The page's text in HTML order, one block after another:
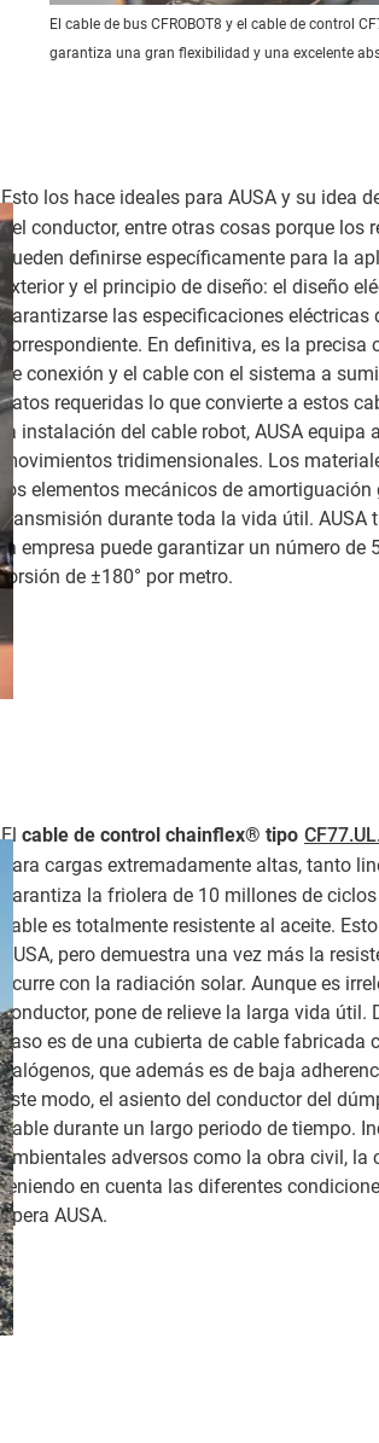
El cable de bus CFROBOT8 y el cable de control
garantiza una gran flexibilidad y una excelente
Esto los hace ideales para AUSA y su idea
del conductor, entre otras cosas porque los
pueden definirse específicamente para la
exterior y el principio de diseño: el diseño
garantizarse las especificaciones eléctricas
correspondiente. En definitiva, es la
de conexión y el cable con el sistema a
datos requeridas lo que convierte a estos
la instalación del cable robot, AUSA
movimientos tridimensionales. Los
los elementos mecánicos de
transmisión durante toda la vida útil.
la empresa puede garantizar un número
torsión de ±180° por metro.
El cable de control chainflex® tipo
para cargas extremadamente altas, tanto
garantiza la friolera de 10 millones de
cable es totalmente resistente al aceite.
AUSA, pero demuestra una vez más la
ocurre con la radiación solar. Aunque es
conductor, pone de relieve la larga vida útil.
caso es de una cubierta de cable fabricada
halógenos, que además es de baja
este modo, el asiento del conductor del
fiable durante un largo periodo de tiempo.
ambientales adversos como la obra civil, la
teniendo en cuenta las diferentes
opera AUSA.